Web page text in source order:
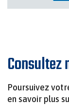
Poursuivez
en savoir plus